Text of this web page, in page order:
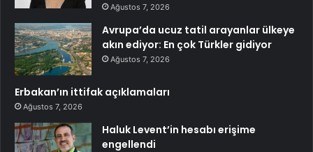
Ağustos 7, 2026
Avrupa’da ucuz tatil arayanlar ülkeye
akın ediyor: En çok Türkler gidiyor
Ağustos 7, 2026
Erbakan’ın ittifak açıklamaları
Ağustos 7, 2026
Haluk Levent’in hesabı erişime
engellendi